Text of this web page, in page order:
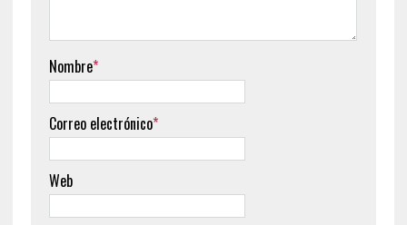
Nombre*
Correo electrónico*
Web